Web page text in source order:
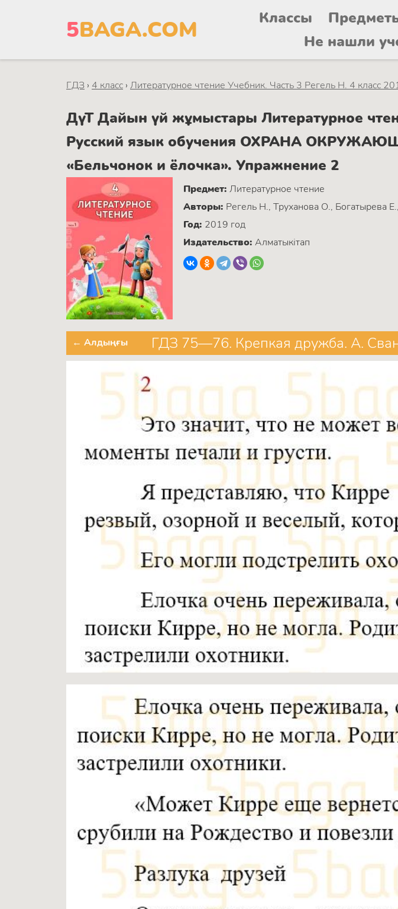
5BAGA.COM Классы
Не нашли
ГДЗ › 4 класс › Литературное чтение Учебник. Часть 3 Регель Н. 4 класс
ДүТ Дайын үй жұмыстары Литературное
Русский язык обучения ОХРАНА
«Бельчонок и ёлочка». Упражнение 2
Предмет: Литературное чтение
Авторы: Регель Н., Труханова О., Богатырева
Год: 2019 год
Издательство: Алматыкітап
← Алдыңғы ГДЗ 75—76. Крепкая дружба. А.